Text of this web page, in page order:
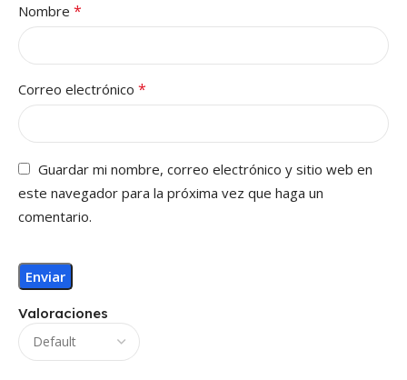
Valoraciones
Nombre *
Correo electrónico *
Guardar mi nombre, correo electrónico y sitio web en
este navegador para la próxima vez que haga un
comentario.